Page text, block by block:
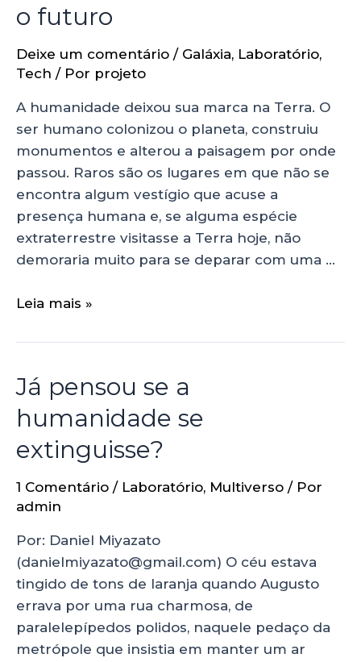
o futuro
Deixe um comentário / Galáxia, Laboratório,
Tech / Por projeto
A humanidade deixou sua marca na Terra. O
ser humano colonizou o planeta, construiu
monumentos e alterou a paisagem por onde
passou. Raros são os lugares em que não se
encontra algum vestígio que acuse a
presença humana e, se alguma espécie
extraterrestre visitasse a Terra hoje, não
demoraria muito para se deparar com uma …
Leia mais »
Já pensou se a
humanidade se
extinguisse?
1 Comentário / Laboratório, Multiverso / Por
admin
Por: Daniel Miyazato
(danielmiyazato@gmail.com) O céu estava
tingido de tons de laranja quando Augusto
errava por uma rua charmosa, de
paralelepípedos polidos, naquele pedaço da
metrópole que insistia em manter um ar